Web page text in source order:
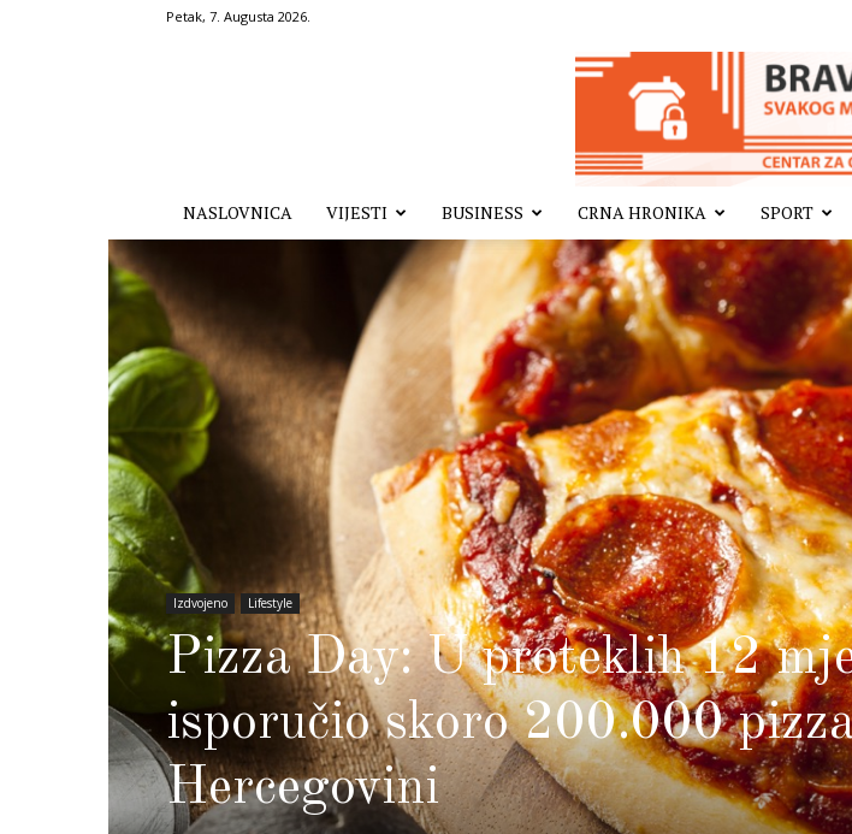
Petak, 7. Augusta 2026.
NASLOVNICA VIJESTI BUSINESS CRNA HRONIKA SPORT
Izdvojeno Lifestyle
Pizza Day: U proteklih 12
isporučio skoro 200.000
Hercegovini